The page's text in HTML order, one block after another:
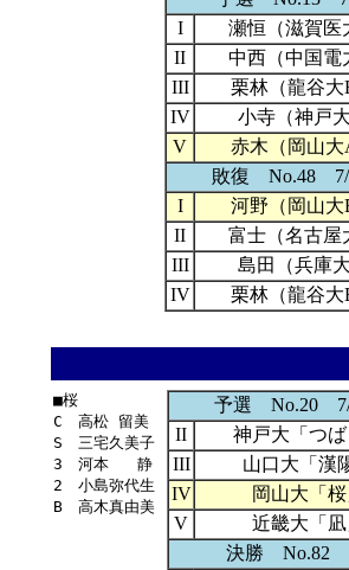
I
瀬恒（滋賀医
II
中西（中国電
III
栗林（龍谷大
IV
小寺（神戸
V
赤木（岡山大
敗復 No.48
I
河野（岡山大
II
富士（名古屋
III
島田（兵庫
IV
栗林（龍谷大
■桜
C　高松 留美
S　三宅久美子
3　河本   静
2　小島弥代生
B　高木真由美
予選 No.20
II
神戸大「つ
III
山口大「漢
IV
岡山大「
V
近畿大「
決勝